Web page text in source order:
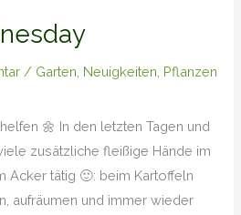
/ Garten, Neuigkeiten, Pflanzen
🌼 In den letzten Tagen und
zusätzliche fleißige Hände im
Acker tätig 🙂: beim Kartoffeln
aufräumen und immer wieder